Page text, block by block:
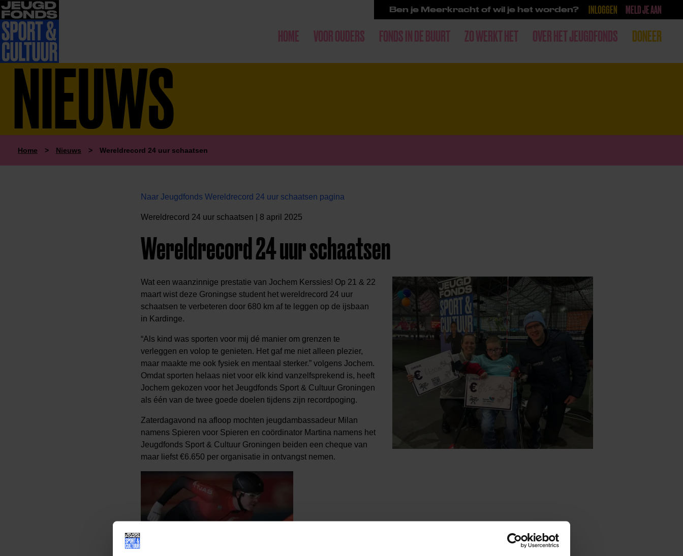
Ben je Meerkracht of wil je het worden? INLOGGEN MELD JE AAN
HOME VOOR OUDERS FONDS IN DE BUURT ZO WERKT HET OVER HET JEUGDFONDS DONEER
NIEUWS
Home > Nieuws > Wereldrecord 24 uur schaatsen
Naar Jeugdfonds Wereldrecord 24 uur schaatsen pagina
Wereldrecord 24 uur schaatsen | 8 april 2025
Wereldrecord 24 uur schaatsen
Wat een waanzinnige prestatie van Jochem Kerssies! Op 21 & 22
maart wist deze Groningse student het wereldrecord 24 uur
schaatsen te verbeteren door 680 km af te leggen op de ijsbaan
in Kardinge.
“Als kind was sporten voor mij dé manier om grenzen te
verleggen en volop te genieten. Het gaf me niet alleen plezier,
maar maakte me ook fysiek en mentaal sterker.” volgens Jochem.
Omdat sporten helaas niet voor elk kind vanzelfsprekend is, heeft
Jochem gekozen voor het Jeugdfonds Sport & Cultuur Groningen
als één van de twee goede doelen tijdens zijn recordpoging.
Zaterdagavond na afloop mochten jeugdambassadeur Milan
namens Spieren voor Spieren en coördinator Martina namens het
Jeugdfonds Sport & Cultuur Groningen beiden een cheque van
maar liefst €6.650 per organisatie in ontvangst nemen.